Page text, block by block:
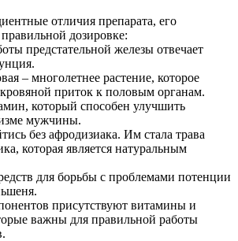
отличия препарата, его
дозировке:
предстательной железы отвечает
– многолетнее растение, которое
приток к половым органам.
который способен улучшить
мужчины.
без афродизиака. Им стала трава
которая является натуральным
для борьбы с проблемами потенции
присутствуют витамины и
важны для правильной работы